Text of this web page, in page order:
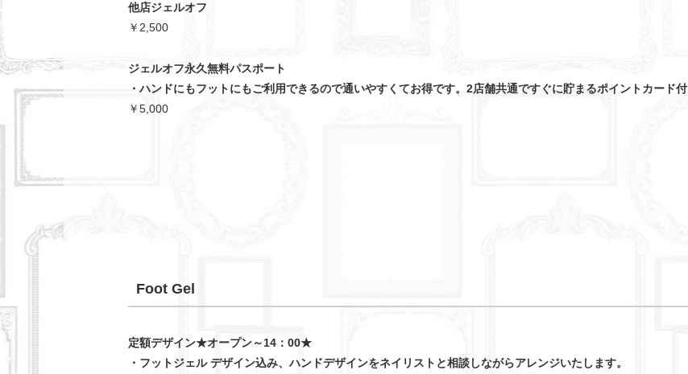
他店ジェルオフ
￥2,500
ジェルオフ永久無料パスポート
・ハンドにもフットにもご利用できるので通いやすくてお得です。2店舗共通ですぐに貯まるポイントカード付
￥5,000
Foot Gel
定額デザイン★オープン～14：00★
・フットジェル デザイン込み、ハンドデザインをネイリストと相談しながらアレンジいたします。